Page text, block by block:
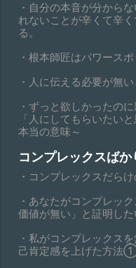
・自分の本音が分から
れないことが辛くて辛
る。
・根本師匠はパワース
・人に伝える必要が無
・ずっと欲しかったの
「人にしてもらいたい
本当の意味～
コンプレックスば
・コンプレックスだら
・あなたがコンプレッ
価値が無い」と証明した
・私がコンプレックス
己肯定感を上げた方法